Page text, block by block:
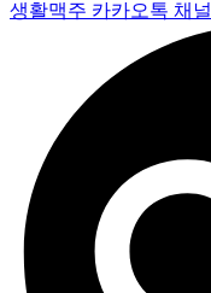
생활맥주 카카오톡 채널